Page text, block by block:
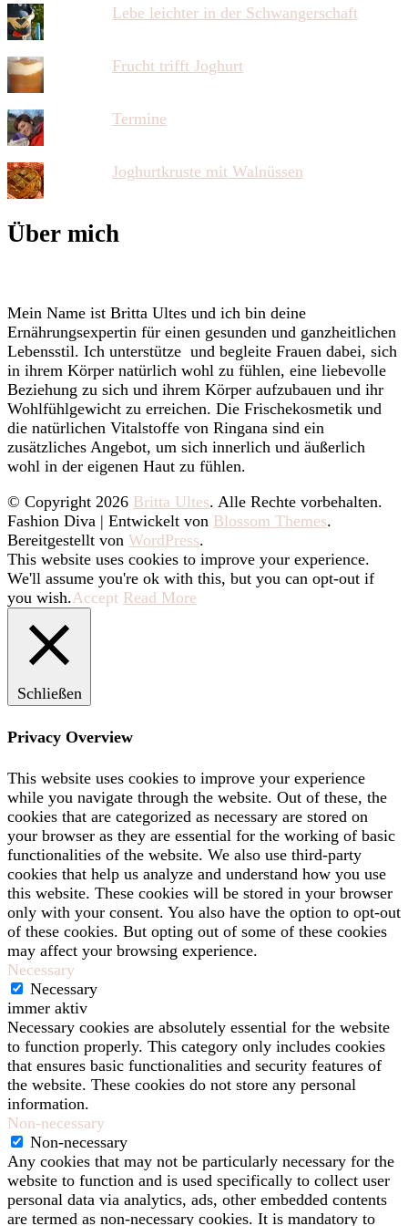
Lebe leichter in der Schwangerschaft
Frucht trifft Joghurt
Termine
Joghurtkruste mit Walnüssen
Über mich
Mein Name ist Britta Ultes und ich bin deine
Ernährungsexpertin für einen gesunden und ganzheitlichen
Lebensstil. Ich unterstütze und begleite Frauen dabei, sich
in ihrem Körper natürlich wohl zu fühlen, eine liebevolle
Beziehung zu sich und ihrem Körper aufzubauen und ihr
Wohlfühlgewicht zu erreichen. Die Frischekosmetik und
die natürlichen Vitalstoffe von Ringana sind ein
zusätzliches Angebot, um sich innerlich und äußerlich
wohl in der eigenen Haut zu fühlen.
© Copyright 2026 Britta Ultes. Alle Rechte vorbehalten.
Fashion Diva | Entwickelt von Blossom Themes.
Bereitgestellt von WordPress.
This website uses cookies to improve your experience.
We'll assume you're ok with this, but you can opt-out if
you wish.Accept Read More
Schließen
Privacy Overview
This website uses cookies to improve your experience
while you navigate through the website. Out of these, the
cookies that are categorized as necessary are stored on
your browser as they are essential for the working of basic
functionalities of the website. We also use third-party
cookies that help us analyze and understand how you use
this website. These cookies will be stored in your browser
only with your consent. You also have the option to opt-out
of these cookies. But opting out of some of these cookies
may affect your browsing experience.
Necessary
Necessary
immer aktiv
Necessary cookies are absolutely essential for the website
to function properly. This category only includes cookies
that ensures basic functionalities and security features of
the website. These cookies do not store any personal
information.
Non-necessary
Non-necessary
Any cookies that may not be particularly necessary for the
website to function and is used specifically to collect user
personal data via analytics, ads, other embedded contents
are termed as non-necessary cookies. It is mandatory to